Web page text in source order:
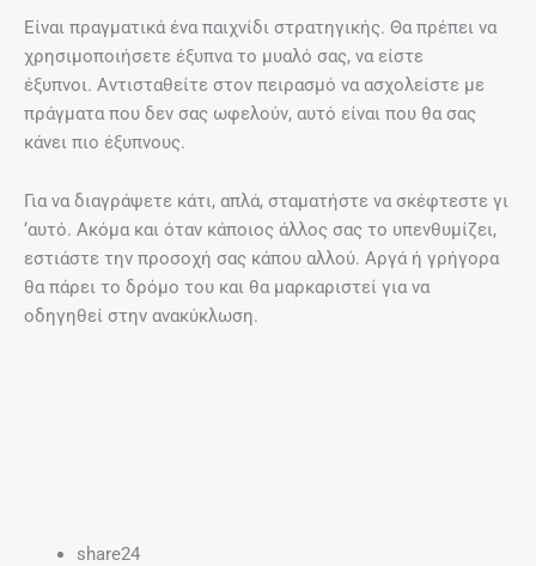
Είναι πραγματικά ένα παιχνίδι στρατηγικής. Θα πρέπει να
χρησιμοποιήσετε έξυπνα το μυαλό σας, να είστε
έξυπνοι. Αντισταθείτε στον πειρασμό να ασχολείστε με
πράγματα που δεν σας ωφελούν, αυτό είναι που θα σας
κάνει πιο έξυπνους.
Για να διαγράψετε κάτι, απλά, σταματήστε να σκέφτεστε γι
‘αυτό. Ακόμα και όταν κάποιος άλλος σας το υπενθυμίζει,
εστιάστε την προσοχή σας κάπου αλλού. Αργά ή γρήγορα
θα πάρει το δρόμο του και θα μαρκαριστεί για να
οδηγηθεί στην ανακύκλωση.
share24